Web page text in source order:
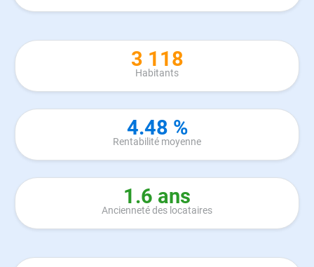
3 118
Habitants
4.48 %
Rentabilité moyenne
1.6 ans
Ancienneté des locataires